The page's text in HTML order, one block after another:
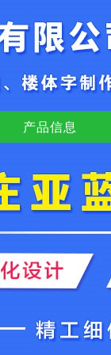
产品信息